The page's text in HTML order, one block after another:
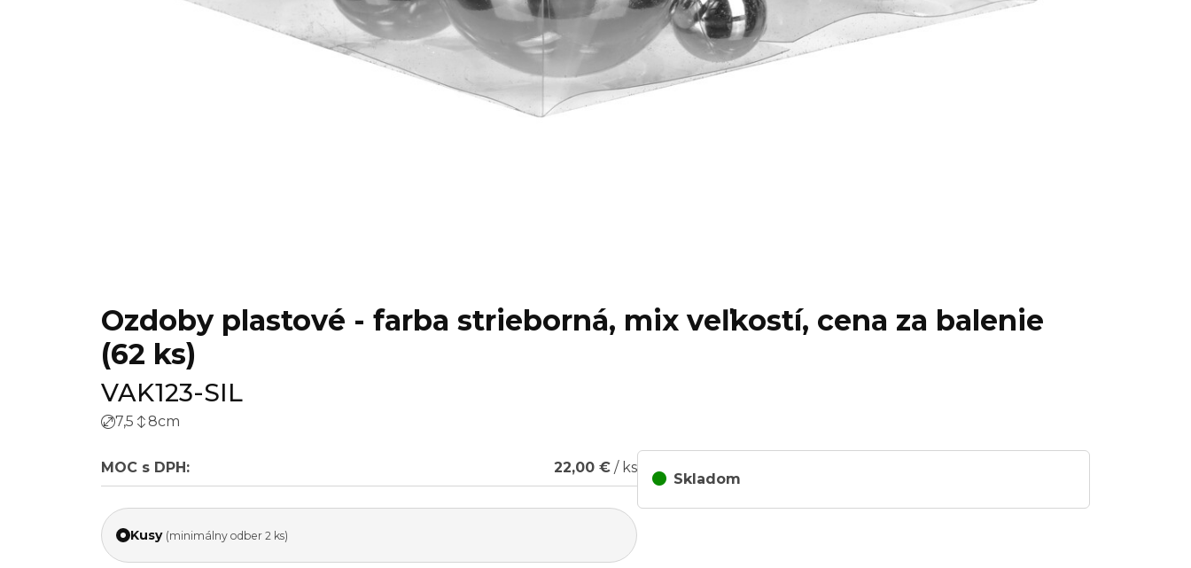
Ozdoby plastové - farba strieborná, mix veľkostí, cena za balenie
(62 ks)
VAK123-SIL
7,5 8cm
MOC s DPH: 22,00 € / ks
Kusy (minimálny odber 2 ks)
Skladom